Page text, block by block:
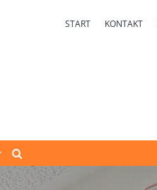
START KONTAKT